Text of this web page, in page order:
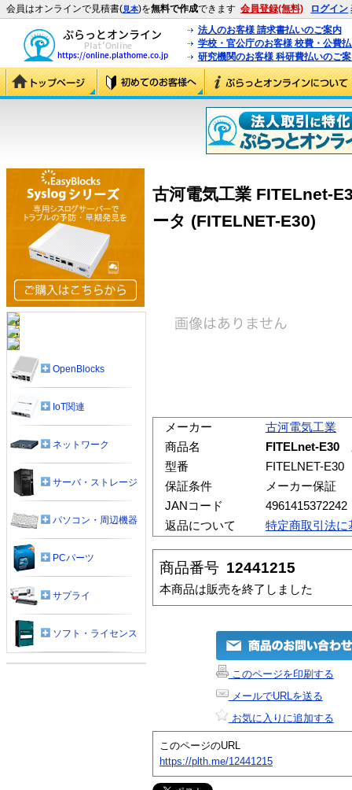
会員はオンラインで見積書(見本)を無料で作成できます 会員登録(無料) ログイン
法人のお客様 請求書払いのご案内
学校・官公庁のお客様 校費・公費
研究機関のお客様 科研費払いのご
古河電気工業 FITELnet-
ータ (FITELNET-E30)
メーカー
古河電気工業
商品名
FITELnet-E30
型番
FITELNET-E30
保証条件
メーカー保証
JANコード
4961415372242
返品について
特定商取引法に
商品番号 12441215
本商品は販売を終了しました
このページを印刷する
メールでURLを送る
お気に入りに追加する
このページのURL
https://plth.me/12441215
OpenBlocks
IoT関連
ネットワーク
サーバ・ストレージ
パソコン・周辺機器
PCパーツ
サプライ
ソフト・ライセンス